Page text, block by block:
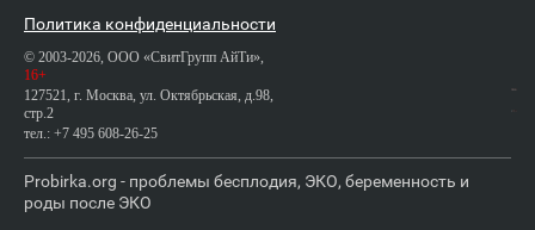
Политика конфиденциальности
© 2003-2026, ООО «СвитГрупп АйТи»,
16+
127521, г. Москва, ул. Октябрьская, д.98,
стр.2
тел.: +7 495 608-26-25
Probirka.org - проблемы бесплодия, ЭКО, беременность и
роды после ЭКО